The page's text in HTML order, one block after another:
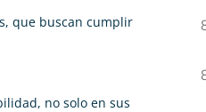
que buscan cumplir
no solo en sus